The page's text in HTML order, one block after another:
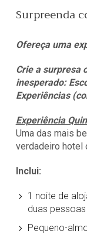
Surpreenda
Ofereça uma
Crie a surpresa
inesperado:
Experiências
Experiência
Uma das mais
verdadeiro hotel
Inclui:
1 noite de
duas pessoas
Pequeno-